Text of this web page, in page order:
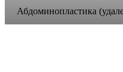
Абдоминопластика